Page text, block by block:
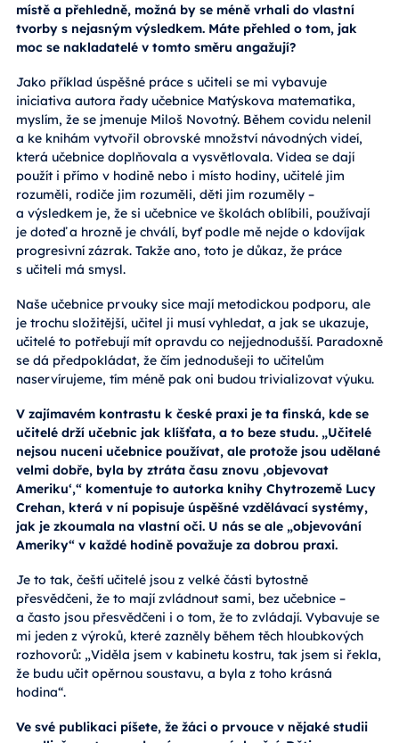
místě a přehledně, možná by se méně vrhali do vlastní
tvorby s nejasným výsledkem. Máte přehled o tom, jak
moc se nakladatelé v tomto směru angažují?
Jako příklad úspěšné práce s učiteli se mi vybavuje
iniciativa autora řady učebnice Matýskova matematika,
myslím, že se jmenuje Miloš Novotný. Během covidu nelenil
a ke knihám vytvořil obrovské množství návodných videí,
která učebnice doplňovala a vysvětlovala. Videa se dají
použít i přímo v hodině nebo i místo hodiny, učitelé jim
rozuměli, rodiče jim rozuměli, děti jim rozuměly –
a výsledkem je, že si učebnice ve školách oblíbili, používají
je doteď a hrozně je chválí, byť podle mě nejde o kdovíjak
progresivní zázrak. Takže ano, toto je důkaz, že práce
s učiteli má smysl.
Naše učebnice prvouky sice mají metodickou podporu, ale
je trochu složitější, učitel ji musí vyhledat, a jak se ukazuje,
učitelé to potřebují mít opravdu co nejjednodušší. Paradoxně
se dá předpokládat, že čím jednodušeji to učitelům
naservírujeme, tím méně pak oni budou trivializovat výuku.
V zajímavém kontrastu k české praxi je ta finská, kde se
učitelé drží učebnic jak klíšťata, a to beze studu. „Učitelé
nejsou nuceni učebnice používat, ale protože jsou udělané
velmi dobře, byla by ztráta času znovu ‚objevovat
Ameriku‘,“ komentuje to autorka knihy Chytrozemě Lucy
Crehan, která v ní popisuje úspěšné vzdělávací systémy,
jak je zkoumala na vlastní oči. U nás se ale „objevování
Ameriky“ v každé hodině považuje za dobrou praxi.
Je to tak, čeští učitelé jsou z velké části bytostně
přesvědčeni, že to mají zvládnout sami, bez učebnice –
a často jsou přesvědčeni i o tom, že to zvládají. Vybavuje se
mi jeden z výroků, které zazněly během těch hloubkových
rozhovorů: „Viděla jsem v kabinetu kostru, tak jsem si řekla,
že budu učit opěrnou soustavu, a byla z toho krásná
hodina“.
Ve své publikaci píšete, že žáci o prvouce v nějaké studii